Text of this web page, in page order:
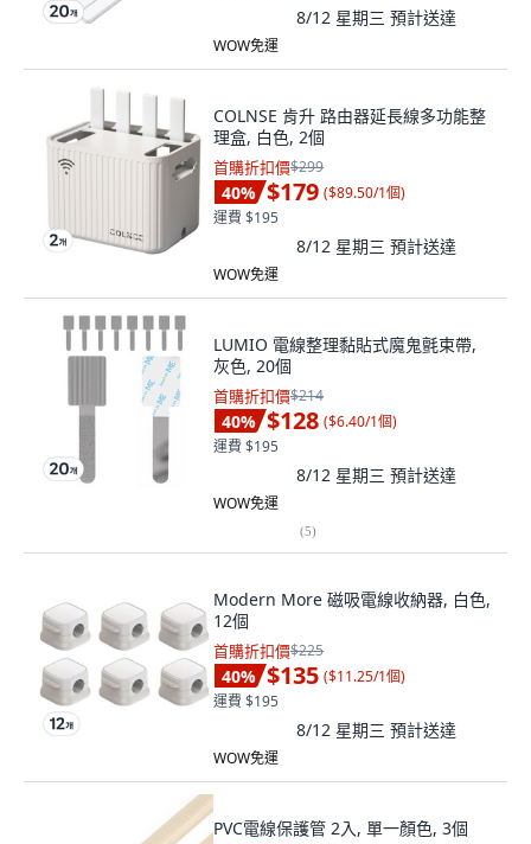
8/12 星期三 預計送達
WOW免運
COLNSE 肯升 路由器延長線多功能整
理盒, 白色, 2個
首購折扣價$299
40% $179 ($89.50/1個)
運費 $195
8/12 星期三 預計送達
WOW免運
LUMIO 電線整理黏貼式魔鬼氈束帶,
灰色, 20個
首購折扣價$214
40% $128 ($6.40/1個)
運費 $195
8/12 星期三 預計送達
WOW免運
(5)
Modern More 磁吸電線收納器, 白色,
12個
首購折扣價$225
40% $135 ($11.25/1個)
運費 $195
8/12 星期三 預計送達
WOW免運
PVC電線保護管 2入, 單一顏色, 3個